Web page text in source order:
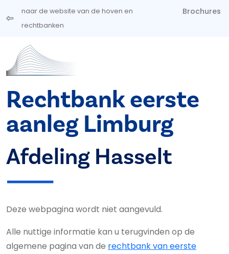
Overslaan en naar de inhoud gaan
naar de website van de hoven en
rechtbanken
Brochures
Rechtbank eerste
aanleg Limburg
Afdeling Hasselt
Deze webpagina wordt niet aangevuld.
Alle nuttige informatie kan u terugvinden op de
algemene pagina van de rechtbank van eerste